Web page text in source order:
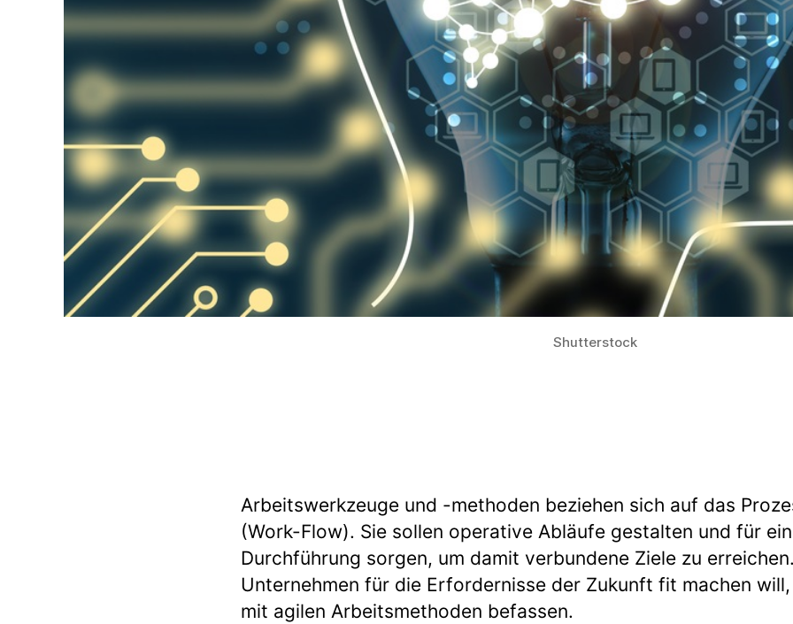
Shutterstock
Arbeitswerkzeuge und -methoden beziehen sich auf das
(Work-Flow). Sie sollen operative Abläufe gestalten und für
Durchführung sorgen, um damit verbundene Ziele zu
Unternehmen für die Erfordernisse der Zukunft fit machen
mit agilen Arbeitsmethoden befassen.